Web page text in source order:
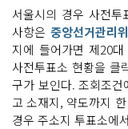
서울시의 경우 사전투
사항은 중앙선거관리
지에 들어가면 제20
사전투표소 현황을 클
구가 보인다. 조회조
고 소재지, 약도까지
경우 주소지 투표소에